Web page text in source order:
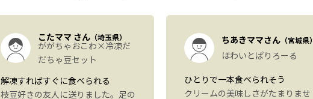
こたママ さん （埼玉県）
ががちゃおこわ×冷凍だ
だちゃ豆セット
解凍すればすぐに食べられる
枝豆好きの友人に送りました。足の
ちあきママさん （宮城県）
ほわいとぱりろーる
ひとりで一本食べられそう
クリームの美味しさがたまりませ